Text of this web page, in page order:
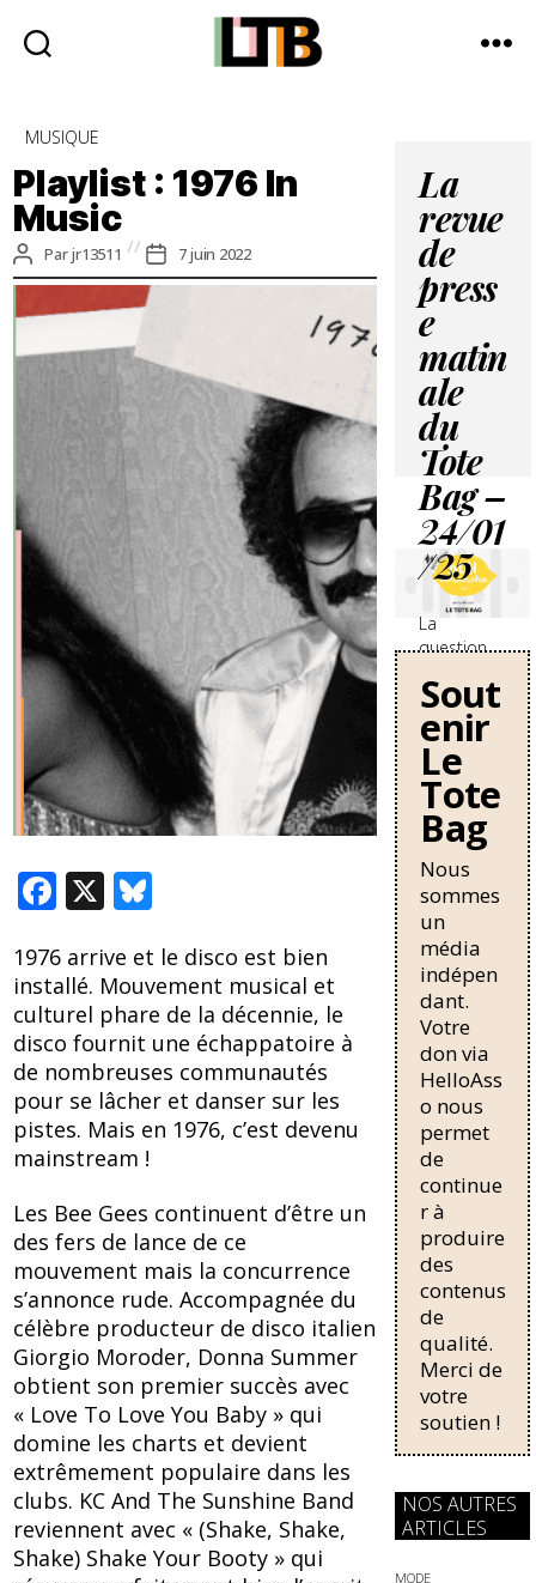
-
Média
Catégories
MUSIQUE
Playlist : 1976 In
Music
Auteur
de
Parjr13511
Date
de
7 juin 2022
F
e
b
o
o
k
X
e
sk
y
1976 arrive et le disco est bien
installé. Mouvement musical et
culturel phare de la décennie, le
disco fournit une échappatoire à
de nombreuses communautés
pour se lâcher et danser sur les
pistes. Mais en 1976, c’est devenu
mainstream !
Les Bee Gees continuent d’être un
des fers de lance de ce
mouvement mais la concurrence
s’annonce rude. Accompagnée du
célèbre producteur de disco italien
Giorgio Moroder, Donna Summer
obtient son premier succès avec
« Love To Love You Baby » qui
domine les charts et devient
extrêmement populaire dans les
clubs. KC And The Sunshine Band
reviennent avec « (Shake, Shake,
Shake) Shake Your Booty » qui
La
revue
de
press
e
matin
ale
du
Tote
Bag –
24/01
/25
La
question
travailleurs
sans-
papiers en
France se
durcit avec
une
nouvelle
circulaire
de Bruno
Retailleau
qui
pourrait
allonger la
durée de
résidence
nécessaire
pour une
régularisati
on,
passant de
trois...
Sout
enir
Le
Tote
Bag
Nous
sommes
un
média
indépen
dant.
Votre
don via
HelloAss
o nous
permet
de
continue
r à
produire
des
contenus
de
qualité.
Merci de
votre
soutien !
NOS AUTRES
ARTICLES
MODE